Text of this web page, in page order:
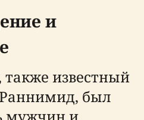
и
известный
был